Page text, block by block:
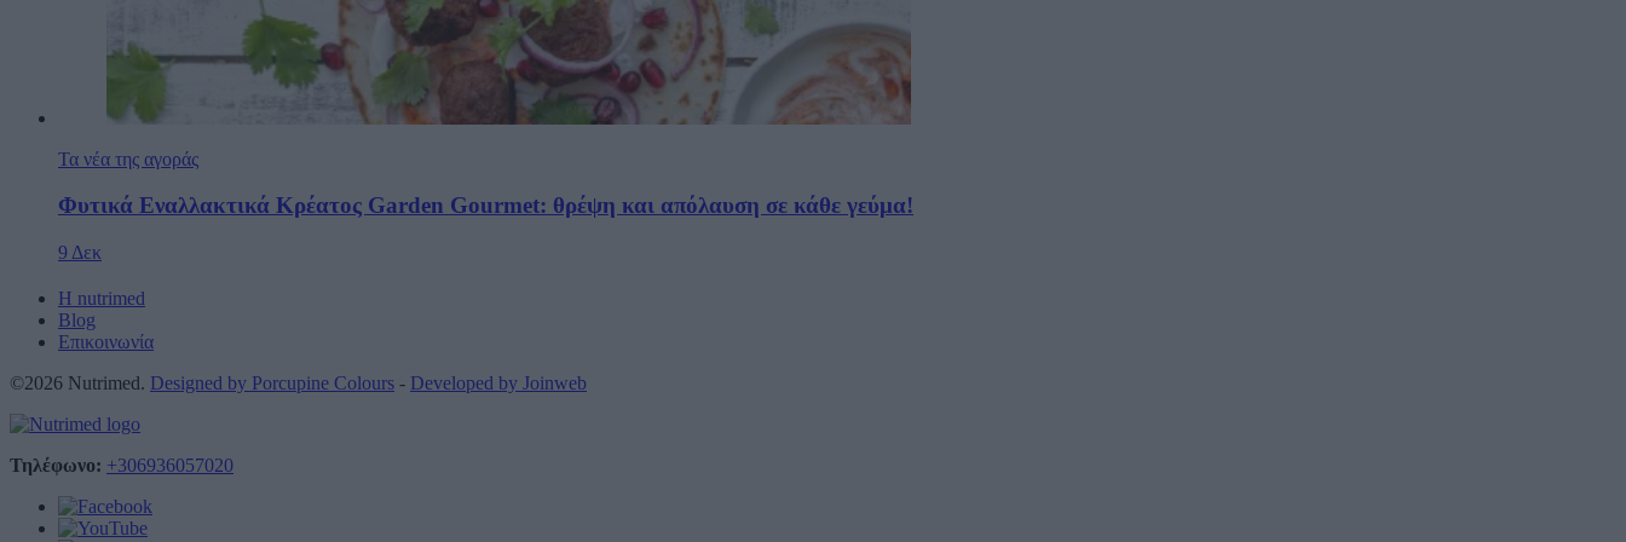
Τα νέα της αγοράς
Φυτικά Εναλλακτικά Κρέατος Garden Gourmet: θρέψη και απόλαυση σε κάθε γεύμα!
9 Δεκ
Η nutrimed
Blog
Επικοινωνία
©2026 Nutrimed. Designed by Porcupine Colours - Developed by Joinweb
Τηλέφωνο: +306936057020